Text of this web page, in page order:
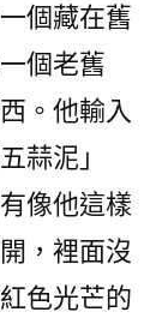
個藏在舊
個老舊
。他輸入
蒜泥」
像他這樣
，裡面沒
色光芒的